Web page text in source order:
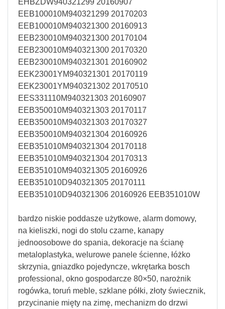
EHBZDW940321299 20160907
EEB100010M940321299 20170203
EEB100010M940321300 20160913
EEB230010M940321300 20170104
EEB230010M940321300 20170320
EEB230010M940321301 20160902
EEK23001YM940321301 20170119
EEK23001YM940321302 20170510
EES331110M940321303 20160907
EEB350010M940321303 20170117
EEB350010M940321303 20170327
EEB350010M940321304 20160926
EEB351010M940321304 20170118
EEB351010M940321304 20170313
EEB351010M940321305 20160926
EEB351010D940321305 20170111
EEB351010D940321306 20160926 EEB351010W
bardzo niskie poddasze użytkowe, alarm domowy,
na kieliszki, nogi do stolu czarne, kanapy
jednoosobowe do spania, dekoracje na ścianę
metaloplastyka, welurowe panele ścienne, łóżko
skrzynia, gniazdko pojedyncze, wkrętarka bosch
professional, okno gospodarcze 80×50, narożnik
rogówka, toruń meble, szklane półki, złoty świecznik,
przycinanie mięty na zimę, mechanizm do drzwi